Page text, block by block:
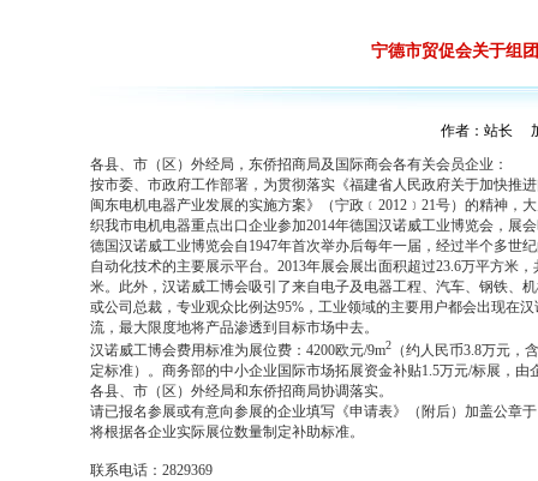
宁德市贸促会关于组
作者：站长
各县、市（区）外经局，东侨招商局及国际商会各有关会员企业：
按市委、市政府工作部署，为贯彻落实《福建省人民政府关于加快推
闽东电机电器产业发展的实施方案》（宁政﹝2012﹞21号）的精神
织我市电机电器重点出口企业参加2014年德国汉诺威工业博览会，展
德国汉诺威工业博览会自1947年首次举办后每年一届，经过半个多世
自动化技术的主要展示平台。2013年展会展出面积超过23.6万平方米
米。此外，汉诺威工博会吸引了来自电子及电器工程、汽车、钢铁、
或公司总裁，专业观众比例达95%，工业领域的主要用户都会出现在
流，最大限度地将产品渗透到目标市场中去。
汉诺威工博会费用标准为展位费：4200欧元/9m2
（约人民币3.8万元
定标准）。商务部的中小企业国际市场拓展资金补贴1.5万元/标展，
各县、市（区）外经局和东侨招商局协调落实。
请已报名参展或有意向参展的企业填写《申请表》（附后）加盖公章
将根据各企业实际展位数量制定补助标准。
联系电话：2829369